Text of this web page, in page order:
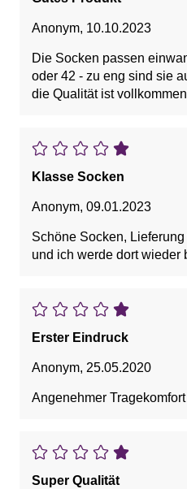
Anonym, 10.10.2023
Die Socken passen
oder 42 - zu eng sind sie
die Qualität ist
Klasse Socken
Anonym, 09.01.2023
Schöne Socken,
und ich werde dort wieder
Erster Eindruck
Anonym, 25.05.2020
Angenehmer Tragekomfort
Super Qualität